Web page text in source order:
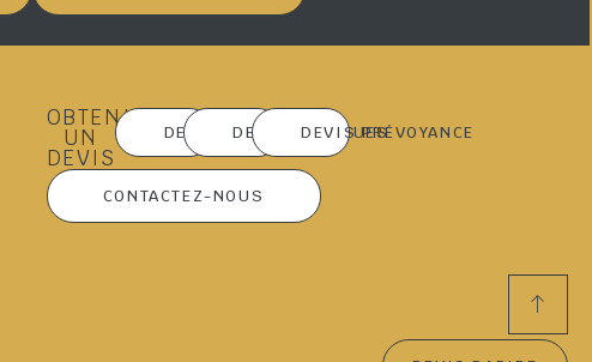
OBTENIR
UN
DEVIS
DEVIS MARBRERIE
DEVIS OBSÈQUES
DEVIS PRÉVOYANCE
CONTACTEZ-NOUS